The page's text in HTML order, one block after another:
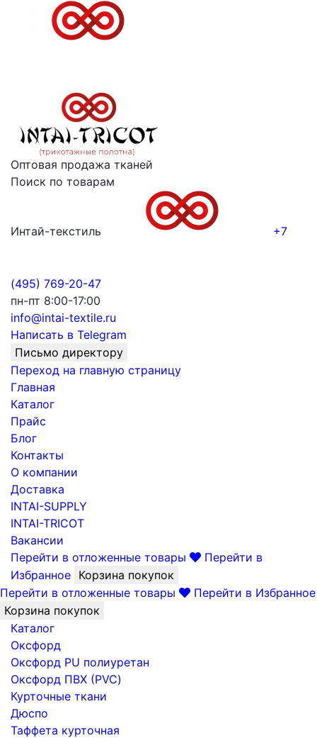
Оптовая продажа тканей
Поиск по товарам
Интай-текстиль +7
(495) 769-20-47
пн-пт 8:00-17:00
info@intai-textile.ru
Написать в Telegram
Письмо директору
Переход на главную страницу
Главная
Каталог
Прайс
Блог
Контакты
О компании
Доставка
INTAI-SUPPLY
INTAI-TRICOT
Вакансии
Перейти в отложенные товары
Перейти в
Избранное Корзина покупок
Перейти в отложенные товары
Перейти в Избранное
Корзина покупок
Каталог
Оксфорд
Оксфорд PU полиуретан
Оксфорд ПВХ (PVC)
Курточные ткани
Дюспо
Таффета курточная